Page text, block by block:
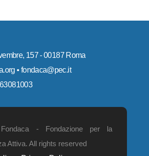
157 - 00187 Roma
• fondaca@pec.it
- Fondazione per la
Attiva. All rights reserved